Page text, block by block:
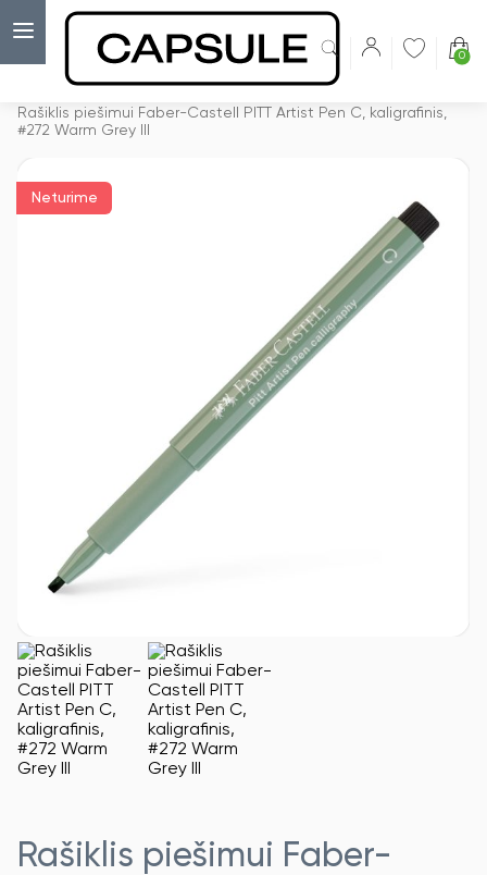
0
Rašiklis piešimui Faber-Castell PITT Artist Pen C, kaligrafinis,
#272 Warm Grey III
Neturime
Rašiklis piešimui Faber-